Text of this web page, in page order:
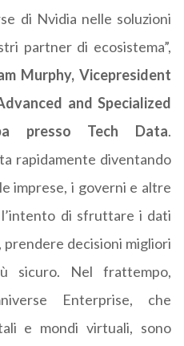
di Nvidia nelle soluzioni
partner di ecosistema”,
Murphy, Vicepresident
and Specialized
presso Tech Data.
rapidamente diventando
imprese, i governi e altre
di sfruttare i dati
prendere decisioni migliori
sicuro. Nel frattempo,
Enterprise, che
e mondi virtuali, sono